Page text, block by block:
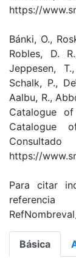
https://
Bánki, O.,
Robles, D.
Jeppesen,
Schalk, P.,
Aalbu, R.,
Catalogue
Catalogue
https://
Para citar
Básica